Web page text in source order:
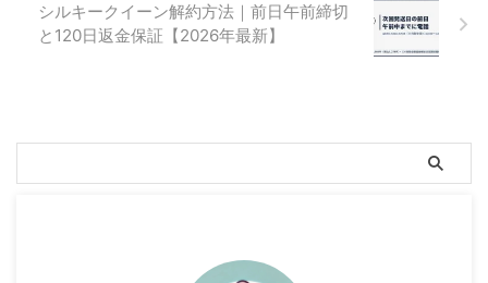
シルキークイーン解約方法｜前日午前締切
と120日返金保証【2026年最新】